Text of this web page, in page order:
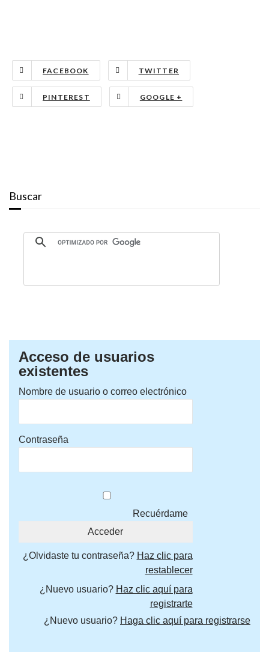
FACEBOOK TWITTER
PINTEREST GOOGLE +
Buscar
Acceso de usuarios
existentes
Nombre de usuario o correo electrónico
Contraseña
Recuérdame
¿Olvidaste tu contraseña? Haz clic para
restablecer
¿Nuevo usuario? Haz clic aquí para
registrarte
¿Nuevo usuario? Haga clic aquí para registrarse